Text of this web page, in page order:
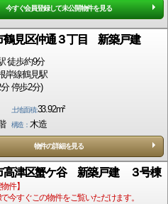
今すぐ会員登録して未公開物件を見る
鶴見区仲通３丁目 新築戸建
徒歩約9分
岸線鶴見駅
停歩2分)
土地面積:33.92m²
構造：木造
物件の詳細を見る
高津区蟹ケ谷 新築戸建 ３号棟
件】
今すぐこの物件をご覧いただけます。